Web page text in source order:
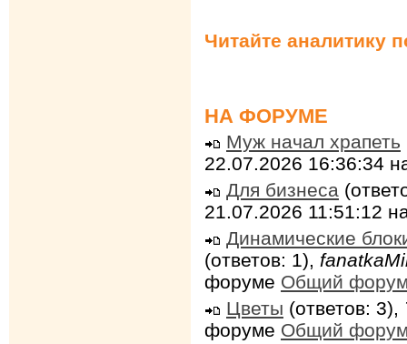
Читайте аналитику
НА ФОРУМЕ
Муж начал храпеть
22.07.2026 16:36:34
Для бизнеса
21.07.2026 11:51:12
Динамические
(ответов: 1),
форуме Общий
Цветы (ответов: 3),
форуме Общий